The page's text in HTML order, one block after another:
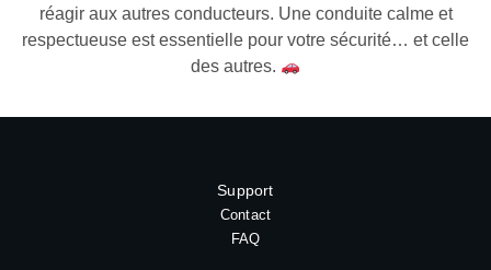
réagir aux autres conducteurs. Une conduite calme et
respectueuse est essentielle pour votre sécurité… et celle
des autres.
Support
Contact
FAQ